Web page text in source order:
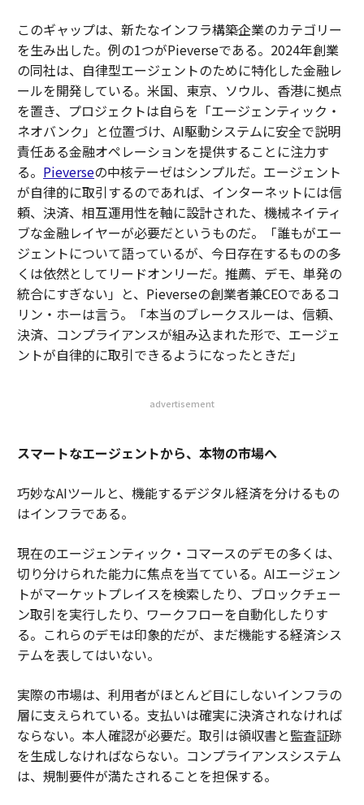
このギャップは、新たなインフラ構築企業のカテゴリー
を生み出した。例の1つがPieverseである。2024年創業
の同社は、自律型エージェントのために特化した金融レ
ールを開発している。米国、東京、ソウル、香港に拠点
を置き、プロジェクトは自らを「エージェンティック・
ネオバンク」と位置づけ、AI駆動システムに安全で説明
責任ある金融オペレーションを提供することに注力す
る。 Pieverseの中核テーゼはシンプルだ。エージェント
が自律的に取引するのであれば、インターネットには信
頼、決済、相互運用性を軸に設計された、機械ネイティ
ブな金融レイヤーが必要だというものだ。「誰もがエー
ジェントについて語っているが、今日存在するものの多
くは依然としてリードオンリーだ。推薦、デモ、単発の
統合にすぎない」と、Pieverseの創業者兼CEOであるコ
リン・ホーは言う。「本当のブレークスルーは、信頼、
決済、コンプライアンスが組み込まれた形で、エージェ
ントが自律的に取引できるようになったときだ」
advertisement
スマートなエージェントから、本物の市場へ
巧妙なAIツールと、機能するデジタル経済を分けるもの
はインフラである。
現在のエージェンティック・コマースのデモの多くは、
切り分けられた能力に焦点を当てている。AIエージェン
トがマーケットプレイスを検索したり、ブロックチェー
ン取引を実行したり、ワークフローを自動化したりす
る。これらのデモは印象的だが、まだ機能する経済シス
テムを表してはいない。
実際の市場は、利用者がほとんど目にしないインフラの
層に支えられている。支払いは確実に決済されなければ
ならない。本人確認が必要だ。取引は領収書と監査証跡
を生成しなければならない。コンプライアンスシステム
は、規制要件が満たされることを担保する。